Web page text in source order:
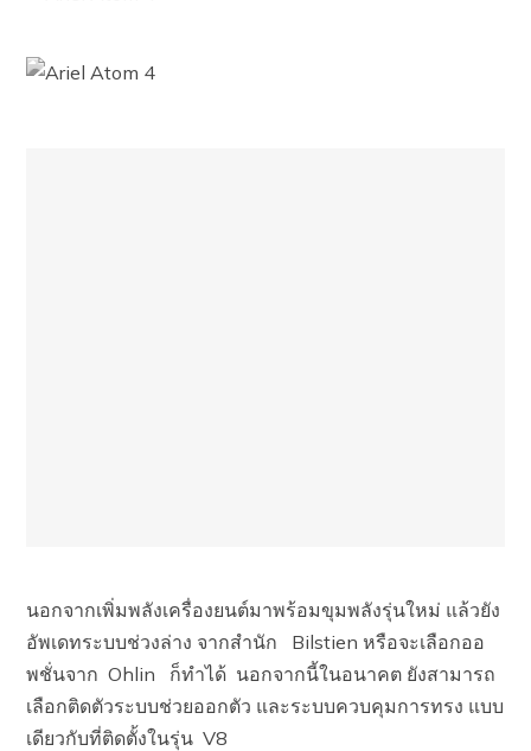
นอกจากเพิ่มพลังเครื่องยนต์มาพร้อมขุมพลังรุ่นใหม่ แล้วยัง
อัพเดทระบบช่วงล่าง จากสำนัก Bilstien หรือจะเลือกออ
พชั่นจาก Ohlin ก็ทำได้ นอกจากนี้ในอนาคต ยังสามารถ
เลือกติดตัวระบบช่วยออกตัว และระบบควบคุมการทรง แบบ
เดียวกับที่ติดตั้งในรุ่น V8